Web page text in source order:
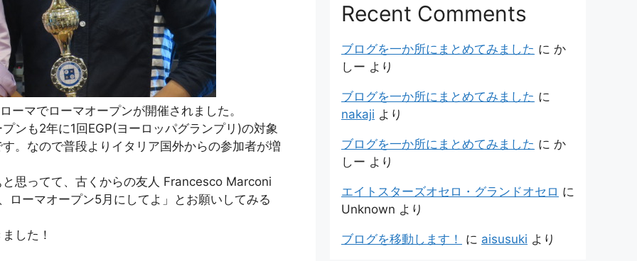
ーマでローマオープンが開催されました。
ンも2年に1回EGP(ヨーロッパグランプリ)の対象
。なので普段よりイタリア国外からの参加者が増
思ってて、古くからの友人 Francesco Marconi
ローマオープン5月にしてよ」とお願いしてみる
した！
Recent Comments
ブログを一か所にまとめてみました に か
しー より
ブログを一か所にまとめてみました に
nakaji より
ブログを一か所にまとめてみました に か
しー より
エイトスターズオセロ・グランドオセロ に
Unknown より
ブログを移動します！ に aisusuki より